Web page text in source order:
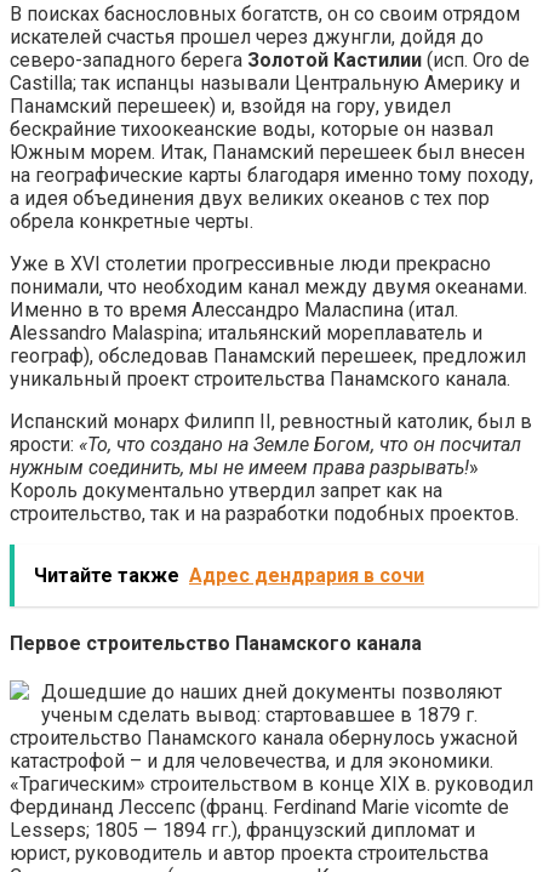
В поисках баснословных богатств, он со своим отрядом
искателей счастья прошел через джунгли, дойдя до
северо-западного берега Золотой Кастилии (исп. Оro de
Сastilla; так испанцы называли Центральную Америку и
Панамский перешеек) и, взойдя на гору, увидел
бескрайние тихоокеанские воды, которые он назвал
Южным морем. Итак, Панамский перешеек был внесен
на географические карты благодаря именно тому походу,
а идея объединения двух великих океанов с тех пор
обрела конкретные черты.
Уже в XVI столетии прогрессивные люди прекрасно
понимали, что необходим канал между двумя океанами.
Именно в то время Алессандро Маласпина (итал.
Alessandro Malaspina; итальянский мореплаватель и
географ), обследовав Панамский перешеек, предложил
уникальный проект строительства Панамского канала.
Испанский монарх Филипп II, ревностный католик, был в
ярости: «То, что создано на Земле Богом, что он посчитал
нужным соединить, мы не имеем права разрывать!»
Король документально утвердил запрет как на
строительство, так и на разработки подобных проектов.
Читайте также Адрес дендрария в сочи
Первое строительство Панамского канала
Дошедшие до наших дней документы позволяют
ученым сделать вывод: стартовавшее в 1879 г.
строительство Панамского канала обернулось ужасной
катастрофой – и для человечества, и для экономики.
«Трагическим» строительством в конце XIX в. руководил
Фердинанд Лессепс (франц. Ferdinand Marie vicomte de
Lesseps; 1805 — 1894 гг.), французский дипломат и
юрист, руководитель и автор проекта строительства